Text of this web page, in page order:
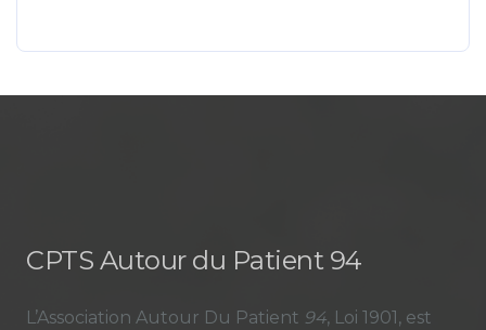
CPTS Autour du Patient 94
L’Association Autour Du Patient 94, Loi 1901, est